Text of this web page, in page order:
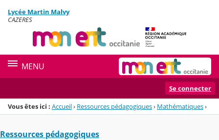
Menu de la rubrique
Contenu
Lycée Martin Malvy
CAZERES
MENU
Se connecter
Vous êtes ici : Accueil› Ressources pédagogiques› Mathématiques›
Ressources pédagogiques